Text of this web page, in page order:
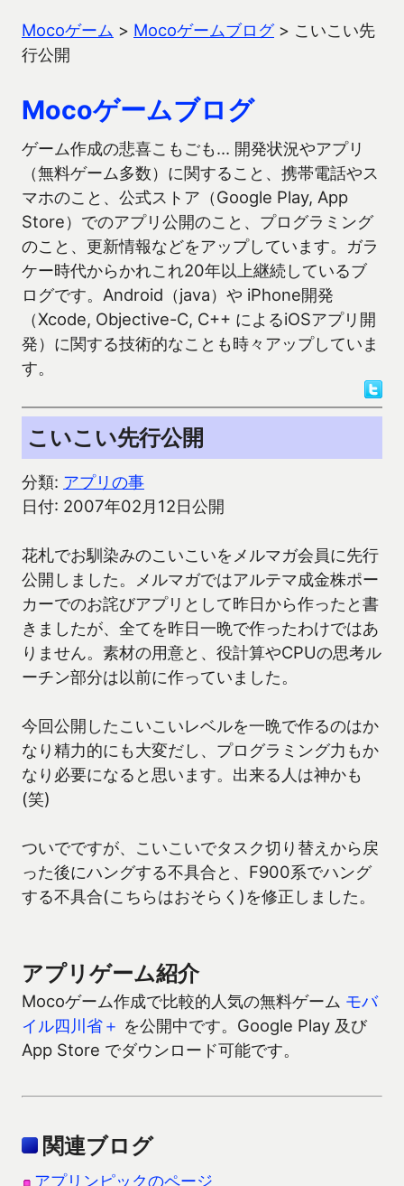
Mocoゲーム > Mocoゲームブログ> こいこい先
行公開
Mocoゲームブログ
ゲーム作成の悲喜こもごも… 開発状況やアプリ
（無料ゲーム多数）に関すること、携帯電話やス
マホのこと、公式ストア（Google Play, App
Store）でのアプリ公開のこと、プログラミング
のこと、更新情報などをアップしています。ガラ
ケー時代からかれこれ20年以上継続しているブ
ログです。Android（java）や iPhone開発
（Xcode, Objective-C, C++ によるiOSアプリ開
発）に関する技術的なことも時々アップしていま
す。
こいこい先行公開
分類: アプリの事
日付: 2007年02月12日公開
花札でお馴染みのこいこいをメルマガ会員に先行
公開しました。メルマガではアルテマ成金株ポー
カーでのお詫びアプリとして昨日から作ったと書
きましたが、全てを昨日一晩で作ったわけではあ
りません。素材の用意と、役計算やCPUの思考ル
ーチン部分は以前に作っていました。
今回公開したこいこいレベルを一晩で作るのはか
なり精力的にも大変だし、プログラミング力もか
なり必要になると思います。出来る人は神かも
(笑)
ついでですが、こいこいでタスク切り替えから戻
った後にハングする不具合と、F900系でハング
する不具合(こちらはおそらく)を修正しました。
アプリゲーム紹介
Mocoゲーム作成で比較的人気の無料ゲーム モバ
イル四川省＋ を公開中です。Google Play 及び
App Store でダウンロード可能です。
関連ブログ
アプリンピックのページ